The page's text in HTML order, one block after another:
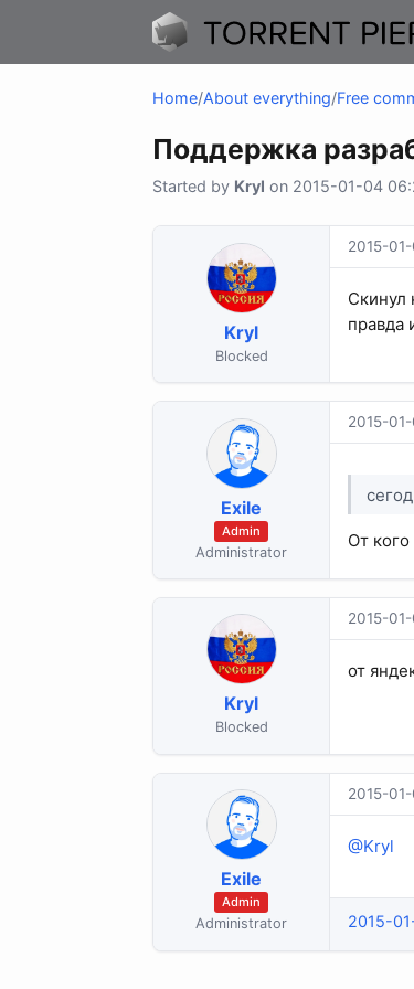
Home/About everything/Free
Поддержка
Started by Kryl on 2015-01-04
Kryl
Blocked
2015-
Скинул
правда
Exile
Admin
Administrator
2015-
От
Kryl
Blocked
2015-
от
Exile
Admin
Administrator
2015-
@Kryl
2015-